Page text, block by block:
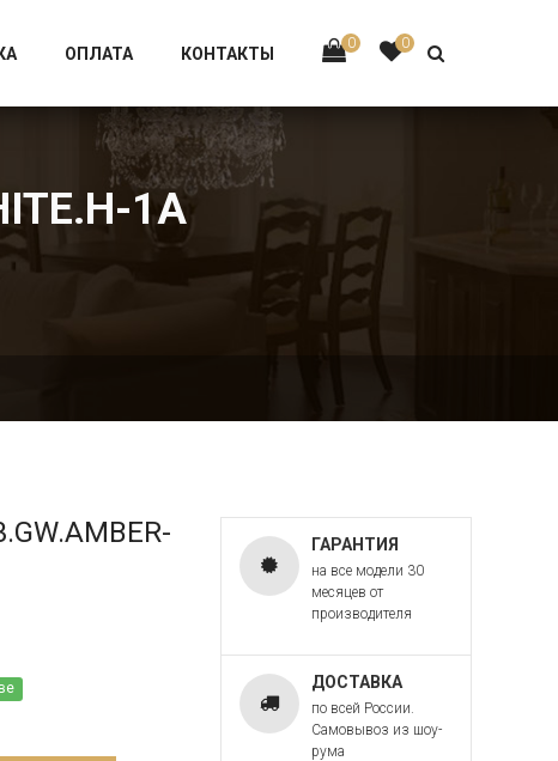
0 0
ОПЛАТА КОНТАКТЫ
1A
ГАРАНТИЯ
на все модели 30
месяцев от
производителя
ДОСТАВКА
по всей России.
Самовывоз из шоу-
рума